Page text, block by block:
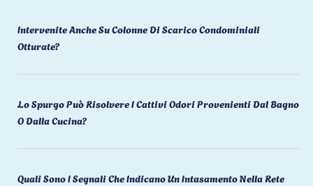
Intervenite Anche Su Colonne Di Scarico Condominiali
Otturate?
Lo Spurgo Può Risolvere I Cattivi Odori Provenienti Dal Bagno
O Dalla Cucina?
Quali Sono I Segnali Che Indicano Un Intasamento Nella Rete